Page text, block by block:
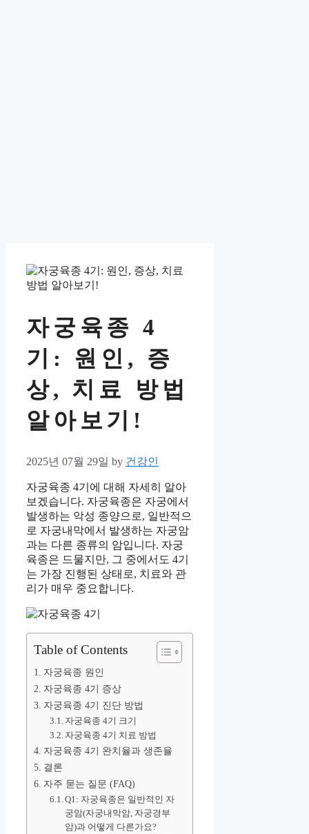
자궁육종 4
기: 원인, 증
상, 치료 방법
알아보기!
2025년 07월 29일 by 건강인
자궁육종 4기에 대해 자세히 알아
보겠습니다. 자궁육종은 자궁에서
발생하는 악성 종양으로, 일반적으
로 자궁내막에서 발생하는 자궁암
과는 다른 종류의 암입니다. 자궁
육종은 드물지만, 그 중에서도 4기
는 가장 진행된 상태로, 치료와 관
리가 매우 중요합니다.
Table of Contents
자궁육종 원인
자궁육종 4기 증상
자궁육종 4기 진단 방법
자궁육종 4기 크기
자궁육종 4기 치료 방법
자궁육종 4기 완치율과 생존율
결론
자주 묻는 질문 (FAQ)
Q1: 자궁육종은 일반적인 자
궁암(자궁내막암, 자궁경부
암)과 어떻게 다른가요?